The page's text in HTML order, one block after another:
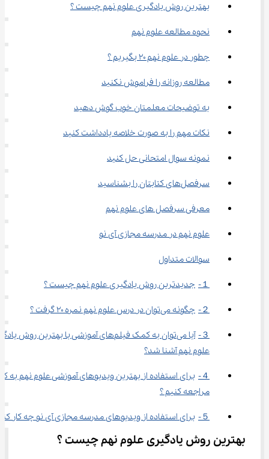
بهترین روش یادگیری علوم نهم چیست ؟
نحوه مطالعه علوم نهم
چطور در علوم نهم ۲۰ بگیریم ؟
مطالعه روزانه را فراموش نکنید
به توضیحات معلمتان خوب گوش دهید
نکات مهم را به صورت خلاصه یادداشت کنید
نمونه سوال امتحانی حل کنید
سرفصل‌های کتابتان را بشناسید
معرفی سرفصل های علوم نهم
علوم نهم در مدرسه مجازی آی نو
سوالات متداول
１-	جدیدترین روش یادگیری علوم نهم چیست ؟
２-	چگونه می‌توان در درس علوم نهم نمره ۲۰ گرفت ؟
３-	آیا می‌توان به کمک فیلم‌های آموزشی با بهترین روش
علوم نهم آشنا شد؟
４-	برای استفاده از بهترین ویدیوهای آموزشی علوم نهم به
مراجعه کنیم ؟
５-	برای استفاده از ویدیوهای مدرسه مجازی آی نو چه کار کنیم ؟
بهترین روش یادگیری علوم نهم چیست ؟